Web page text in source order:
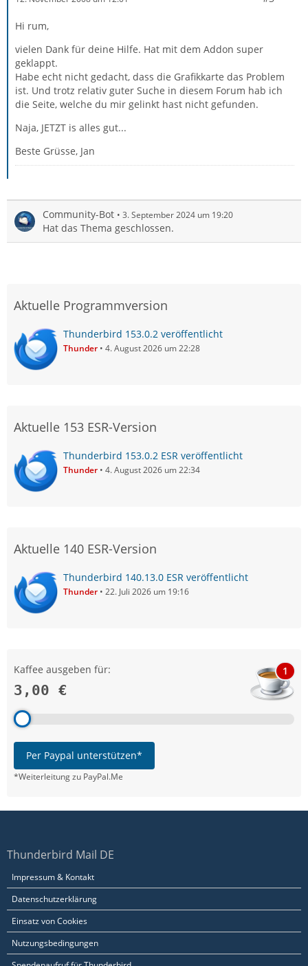
Hi rum,
vielen Dank für deine Hilfe. Hat mit dem Addon super
geklappt.
Habe echt nicht gedacht, dass die Grafikkarte das Problem
ist. Und trotz relativ guter Suche in diesem Forum hab ich
die Seite, welche du mir gelinkt hast nicht gefunden.
Naja, JETZT is alles gut...
Beste Grüsse, Jan
Community-Bot 3. September 2024 um 19:20
Hat das Thema geschlossen.
Aktuelle Programmversion
Thunderbird 153.0.2 veröffentlicht
Thunder 4. August 2026 um 22:28
Aktuelle 153 ESR-Version
Thunderbird 153.0.2 ESR veröffentlicht
Thunder 4. August 2026 um 22:34
Aktuelle 140 ESR-Version
Thunderbird 140.13.0 ESR veröffentlicht
Thunder 22. Juli 2026 um 19:16
Kaffee ausgeben für:
3,00 €
1
Per Paypal unterstützen*
*Weiterleitung zu PayPal.Me
Thunderbird Mail DE
Impressum & Kontakt
Datenschutzerklärung
Einsatz von Cookies
Nutzungsbedingungen